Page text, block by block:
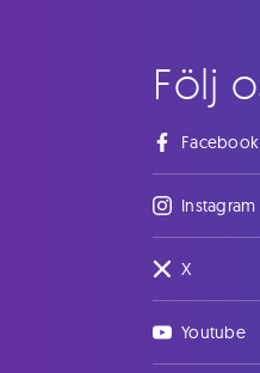
Följ
Facebook
Instagram
X
Youtube